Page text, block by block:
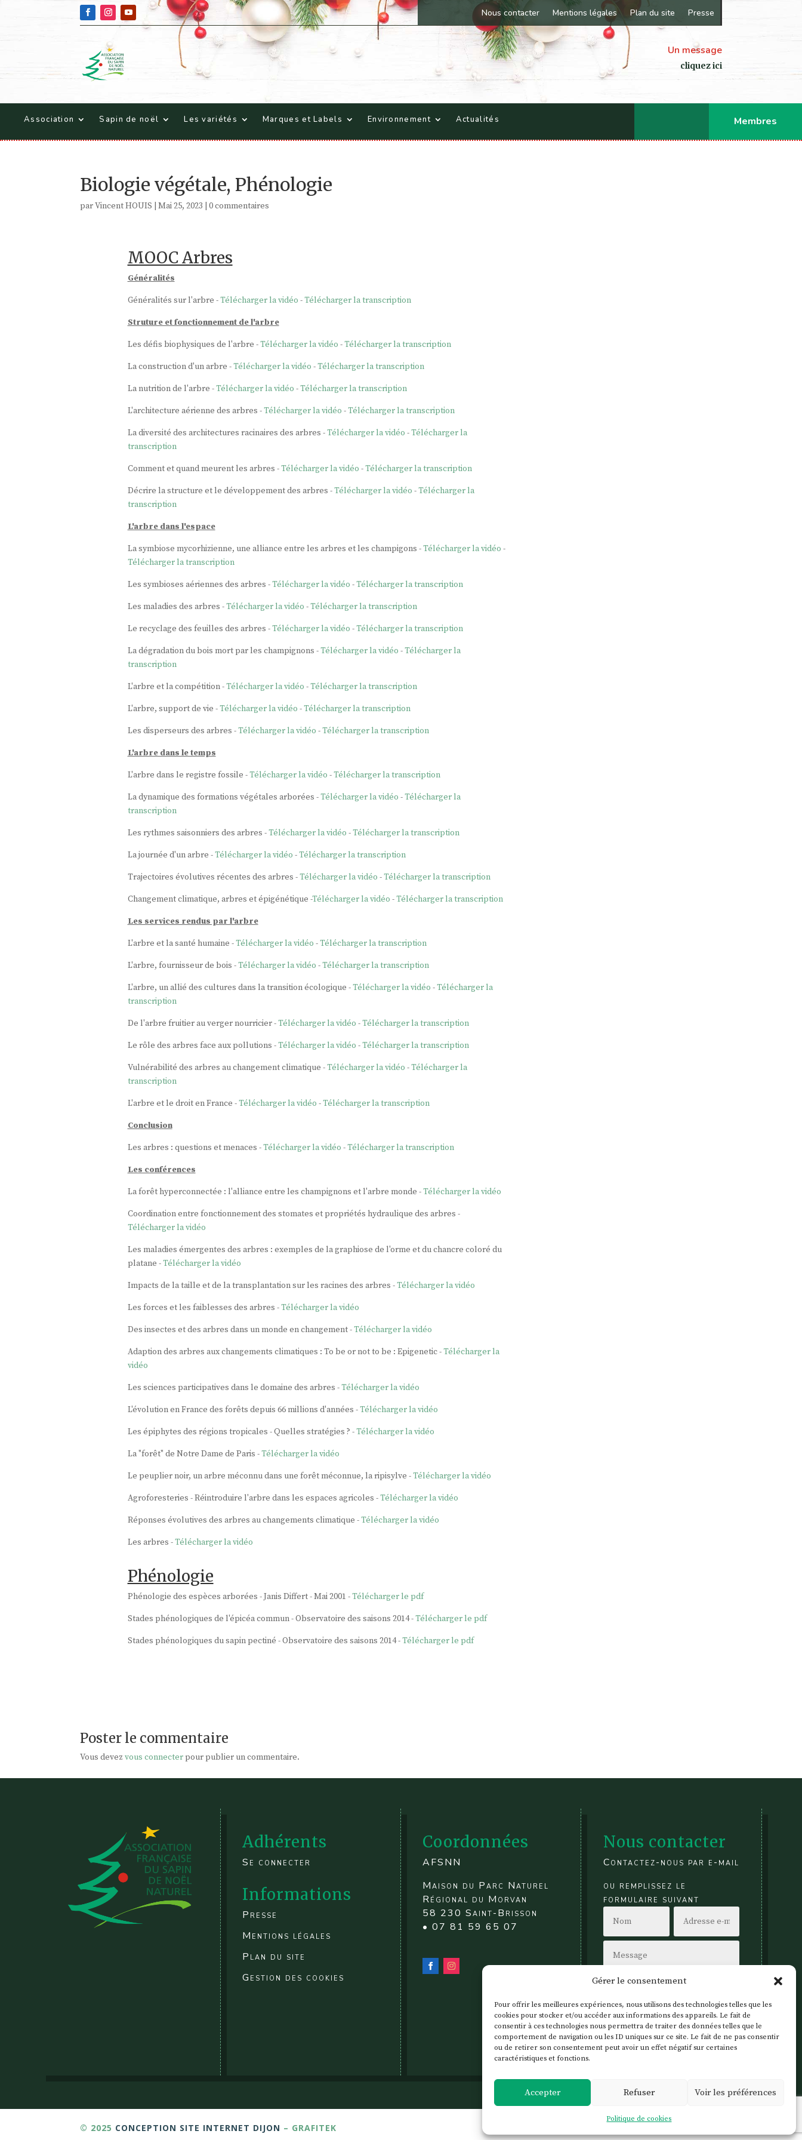
Gérer le consentement
Pour offrir les meilleures expériences, nous utilisons des technologies telles que les
cookies pour stocker et/ou accéder aux informations des appareils. Le fait de
consentir à ces technologies nous permettra de traiter des données telles que le
comportement de navigation ou les ID uniques sur ce site. Le fait de ne pas consentir
ou de retirer son consentement peut avoir un effet négatif sur certaines
caractéristiques et fonctions.
Accepter Refuser Voir les préférences
Politique de cookies
Nous contacter Mentions légales Plan du site Presse
Un message
cliquez ici
Association Sapin de noël Les variétés Marques et Labels Environnement Actualités Membres
Biologie végétale, Phénologie
parVincent HOUIS |Mai 25, 2023 |0 commentaires
MOOC Arbres
Généralités
Généralités sur l'arbre -Télécharger la vidéo -Télécharger la transcription
Struture et fonctionnement de l'arbre
Les défis biophysiques de l'arbre -Télécharger la vidéo -Télécharger la transcription
La construction d'un arbre -Télécharger la vidéo -Télécharger la transcription
La nutrition de l'arbre -Télécharger la vidéo -Télécharger la transcription
L'architecture aérienne des arbres -Télécharger la vidéo -Télécharger la transcription
La diversité des architectures racinaires des arbres -Télécharger la vidéo -Télécharger la
transcription
Comment et quand meurent les arbres -Télécharger la vidéo -Télécharger la transcription
Décrire la structure et le développement des arbres -Télécharger la vidéo -Télécharger la
transcription
L'arbre dans l'espace
La symbiose mycorhizienne, une alliance entre les arbres et les champigons -Télécharger la vidéo -
Télécharger la transcription
Les symbioses aériennes des arbres -Télécharger la vidéo -Télécharger la transcription
Les maladies des arbres -Télécharger la vidéo -Télécharger la transcription
Le recyclage des feuilles des arbres -Télécharger la vidéo -Télécharger la transcription
La dégradation du bois mort par les champignons -Télécharger la vidéo -Télécharger la
transcription
L'arbre et la compétition -Télécharger la vidéo -Télécharger la transcription
L'arbre, support de vie -Télécharger la vidéo -Télécharger la transcription
Les disperseurs des arbres -Télécharger la vidéo -Télécharger la transcription
L'arbre dans le temps
L'arbre dans le registre fossile -Télécharger la vidéo -Télécharger la transcription
La dynamique des formations végétales arborées -Télécharger la vidéo -Télécharger la
transcription
Les rythmes saisonniers des arbres -Télécharger la vidéo -Télécharger la transcription
La journée d'un arbre -Télécharger la vidéo -Télécharger la transcription
Trajectoires évolutives récentes des arbres -Télécharger la vidéo -Télécharger la transcription
Changement climatique, arbres et épigénétique -Télécharger la vidéo -Télécharger la transcription
Les services rendus par l'arbre
L'arbre et la santé humaine -Télécharger la vidéo -Télécharger la transcription
L'arbre, fournisseur de bois -Télécharger la vidéo -Télécharger la transcription
L'arbre, un allié des cultures dans la transition écologique -Télécharger la vidéo -Télécharger la
transcription
De l'arbre fruitier au verger nourricier -Télécharger la vidéo -Télécharger la transcription
Le rôle des arbres face aux pollutions -Télécharger la vidéo -Télécharger la transcription
Vulnérabilité des arbres au changement climatique -Télécharger la vidéo -Télécharger la
transcription
L'arbre et le droit en France -Télécharger la vidéo -Télécharger la transcription
Conclusion
Les arbres : questions et menaces -Télécharger la vidéo -Télécharger la transcription
Les conférences
La forêt hyperconnectée : l'alliance entre les champignons et l'arbre monde -Télécharger la vidéo
Coordination entre fonctionnement des stomates et propriétés hydraulique des arbres -
Télécharger la vidéo
Les maladies émergentes des arbres : exemples de la graphiose de l'orme et du chancre coloré du
platane -Télécharger la vidéo
Impacts de la taille et de la transplantation sur les racines des arbres -Télécharger la vidéo
Les forces et les faiblesses des arbres -Télécharger la vidéo
Des insectes et des arbres dans un monde en changement -Télécharger la vidéo
Adaption des arbres aux changements climatiques : To be or not to be : Epigenetic -Télécharger la
vidéo
Les sciences participatives dans le domaine des arbres -Télécharger la vidéo
L'évolution en France des forêts depuis 66 millions d'années -Télécharger la vidéo
Les épiphytes des régions tropicales - Quelles stratégies ? -Télécharger la vidéo
La "forêt" de Notre Dame de Paris -Télécharger la vidéo
Le peuplier noir, un arbre méconnu dans une forêt méconnue, la ripisylve -Télécharger la vidéo
Agroforesteries - Réintroduire l'arbre dans les espaces agricoles -Télécharger la vidéo
Réponses évolutives des arbres au changements climatique -Télécharger la vidéo
Les arbres -Télécharger la vidéo
Phénologie
Phénologie des espèces arborées - Janis Differt - Mai 2001 -Télécharger le pdf
Stades phénologiques de l'épicéa commun - Observatoire des saisons 2014 -Télécharger le pdf
Stades phénologiques du sapin pectiné - Observatoire des saisons 2014 -Télécharger le pdf
Poster le commentaire
Vous devezvous connecter pour publier un commentaire.
Adhérents
Se connecter
Informations
Presse
Mentions légales
Plan du site
Gestion des cookies
Coordonnées
AFSNN
Maison du Parc Naturel
Régional du Morvan
58 230 Saint-Brisson
• 07 81 59 65 07
Nous contacter
Contactez-nous par e-mail
ou remplissez le
formulaire suivant
Envoi
© 2025 CONCEPTION SITE INTERNET DIJON – GRAFITEK